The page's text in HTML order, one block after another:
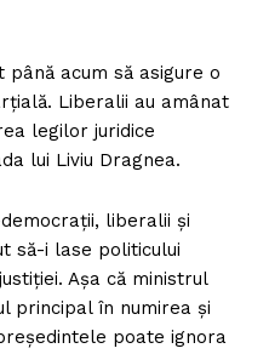
până acum să asigure o
Liberalii au amânat
legilor juridice
lui Liviu Dragnea.
liberalii și
să-i lase politicului
Așa că ministrul
principal în numirea și
poate ignora